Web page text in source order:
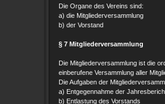
Die Organe des Vereins sind:
a) die Mitgliederversammlung
b) der Vorstand
§ 7 Mitgliederversammlung
Die Mitgliederversammlung ist die
einberufene Versammlung aller
Die Aufgaben der
a) Entgegennahme der
b) Entlastung des Vorstands